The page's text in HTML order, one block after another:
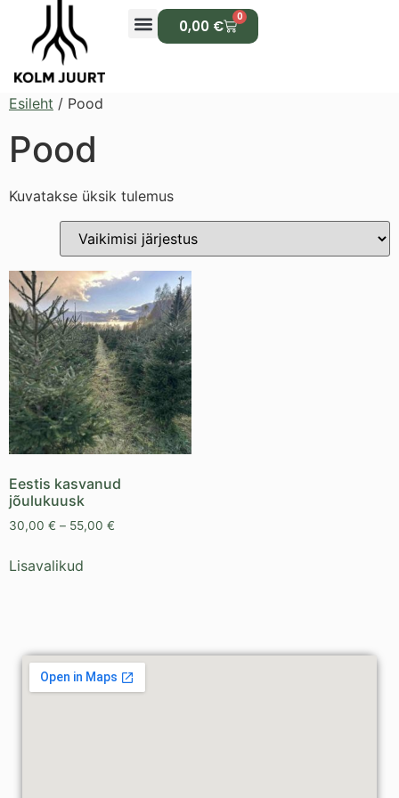
0,00 €
0
Esileht / Pood
Pood
Kuvatakse üksik tulemus
Eestis kasvanud
jõulukuusk
30,00 € – 55,00 €
Lisavalikud